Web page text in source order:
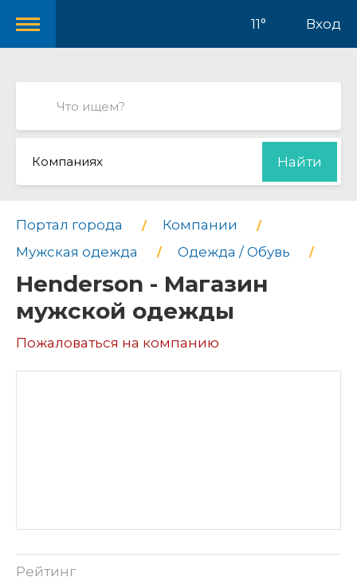
11° Вход
Компаниях Найти
Портал города
Компании
Мужская одежда
Одежда / Обувь
Henderson - Магазин
мужской одежды
Пожаловаться на компанию
Рейтинг